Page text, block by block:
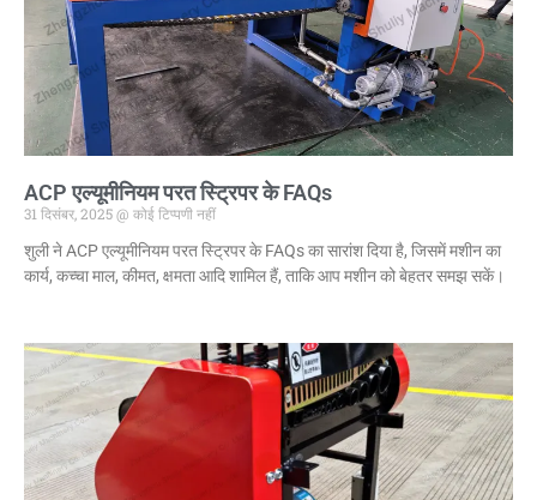
ACP एल्यूमीनियम परत स्ट्रिपर के FAQs
31 दिसंबर, 2025
कोई टिप्पणी नहीं
शुली ने ACP एल्यूमीनियम परत स्ट्रिपर के FAQs का सारांश दिया है, जिसमें मशीन का
कार्य, कच्चा माल, कीमत, क्षमता आदि शामिल हैं, ताकि आप मशीन को बेहतर समझ सकें।